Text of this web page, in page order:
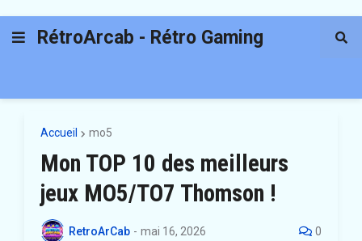
RétroArcab - Rétro Gaming
Accueil mo5
Mon TOP 10 des meilleurs
jeux MO5/TO7 Thomson !
RetroArCab - mai 16, 2026 0